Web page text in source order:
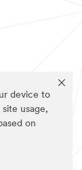
device to
usage,
on